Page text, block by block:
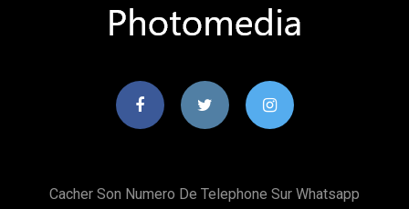
Cacher Son Numero De Telephone Sur Whatsapp